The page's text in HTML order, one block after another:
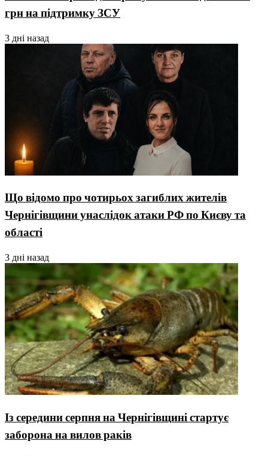
грн на підтримку ЗСУ
3 дні назад
Що відомо про чотирьох загиблих жителів
Чернігівщини унаслідок атаки РФ по Києву та
області
3 дні назад
Із середини серпня на Чернігівщині стартує
заборона на вилов раків